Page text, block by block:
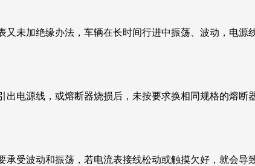
未加绝缘办法，车辆在长时间行进中振荡、波动，电源
电源线，或熔断器烧损后，未按要求换相同规格的熔断
受波动和振荡，若电流表接线松动或触摸欠好，就会导